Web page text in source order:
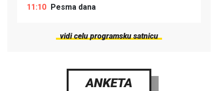
11:10 Pesma dana
vidi celu programsku satnicu
ANKETA